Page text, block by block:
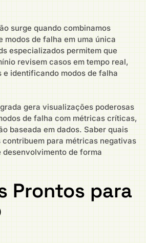
surge quando combinamos
modos de falha em uma única
especializados permitem que
revisem casos em tempo real,
e identificando modos de falha
gera visualizações poderosas
de falha com métricas críticas,
baseada em dados. Saber quais
contribuem para métricas negativas
de forma
Prontos para